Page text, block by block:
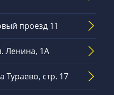
проезд 11
Ленина, 1А
стр. 17